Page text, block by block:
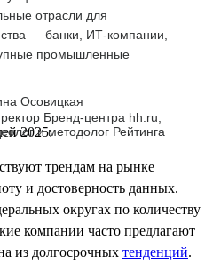
отрасли для
— банки, ИТ-компании,
промышленные
Осовицкая
Бренд-центра hh.ru,
и методолог Рейтинга
трендам на рынке
и достоверность данных.
округах по количеству
компании часто предлагают
из долгосрочных тенденций.